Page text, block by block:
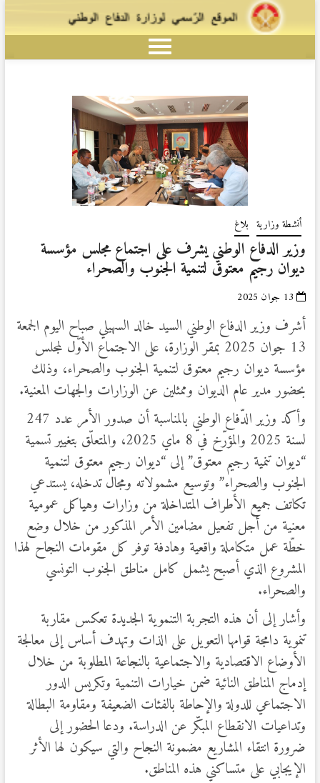
أنشطة وزارية بلاغ
وزير الدفاع الوطني يشرف على اجتماع مجلس مؤسسة
ديوان رجيم معتوق لتنمية الجنوب والصحراء
13 جوان 2025
أشرف وزير الدفاع الوطني السيد خالد السهيلي صباح اليوم الجمعة
13 جوان 2025 بمقر الوزارة، على الاجتماع الأوّل لمجلس
مؤسسة ديوان رجيم معتوق لتنمية الجنوب والصحراء، وذلك
بحضور مدير عام الديوان وممثلين عن الوزارات والجهات المعنية.
وأكد وزير الدّفاع الوطني بالمناسبة أن صدور الأمر عدد 247
لسنة 2025 والمؤرّخ في 8 ماي 2025، والمتعلّق بتغيير تسمية
“ديوان تنمية رجيم معتوق” إلى “ديوان رجيم معتوق لتنمية
الجنوب والصحراء” وتوسيع مشمولاته ومجال تدخله، يستدعي
تكاتف جميع الأطراف المتداخلة من وزارات وهياكل عمومية
معنية من أجل تفعيل مضامين الأمر المذكور من خلال وضع
خطّة عمل متكاملة واقعية وهادفة توفر كل مقومات النجاح لهذا
المشروع الذي أصبح يشمل كامل مناطق الجنوب التونسي
والصحراء.
وأشار إلى أن هذه التجربة التنموية الجديدة تعكس مقاربة
تنموية دامجة قوامها التعويل على الذات وتهدف أساس إلى معالجة
الأوضاع الاقتصادية والاجتماعية بالنجاعة المطلوبة من خلال
إدماج المناطق النائية ضمن خيارات التنمية وتكريس الدور
الاجتماعي للدولة والإحاطة بالفئات الضعيفة ومقاومة البطالة
وتداعيات الانقطاع المبكّر عن الدراسة. ودعا الحضور إلى
ضرورة انتقاء المشاريع مضمونة النجاح والتي سيكون لها الأثر
الإيجابي على متساكني هذه المناطق.